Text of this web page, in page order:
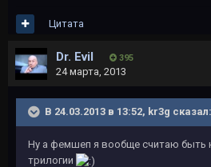
Цитата
Dr. Evil 395
24 марта, 2013
В 24.03.2013 в 13:52, kr3g сказал:
Ну а фемшеп я вообще считаю быть
трилогии